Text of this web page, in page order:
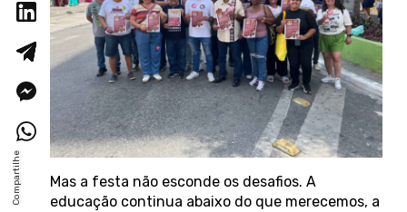
Mas a festa não esconde os desafios. A
educação continua abaixo do que merecemos, a